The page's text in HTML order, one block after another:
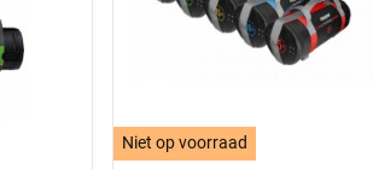
Niet op voorraad